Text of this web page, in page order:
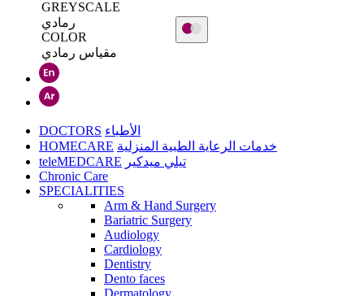
GREYSCALE
رمادي
COLOR
مقياس رمادي
DOCTORS الأطباء
HOMECARE خدمات الرعاية الطبية المنزلية
teleMEDCARE تيلي ميدكير
Chronic Care
SPECIALITIES
Arm & Hand Surgery
Bariatric Surgery
Audiology
Cardiology
Dentistry
Dento faces
Dermatology